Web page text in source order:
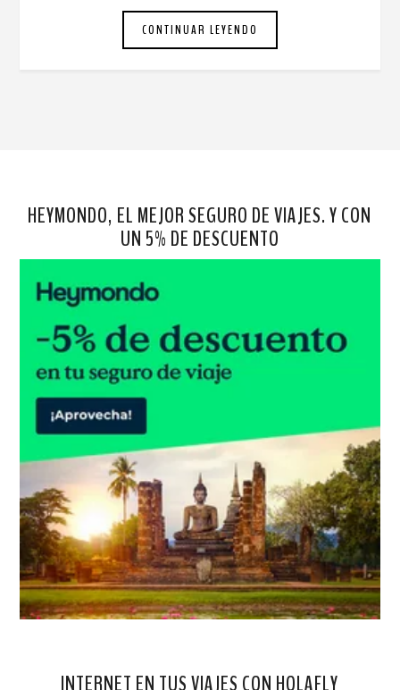
CONTINUAR LEYENDO
HEYMONDO, EL MEJOR SEGURO DE VIAJES. Y CON
UN 5% DE DESCUENTO
INTERNET EN TUS VIAJES CON HOLAFLY